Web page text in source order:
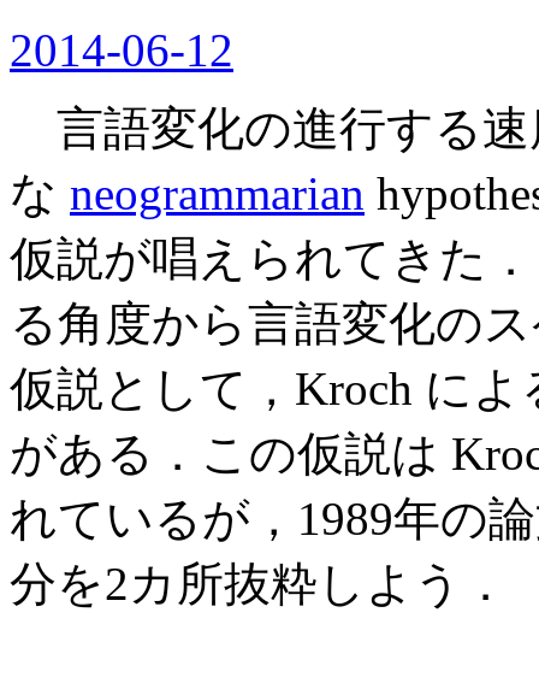
2014-06-12
言語変化の進行する
な neogrammarian
仮説が唱えられてきた
る角度から言語変化の
仮説として，Kroch によ
がある．この仮説は
れているが，1989年の
分を2カ所抜粋しよう．